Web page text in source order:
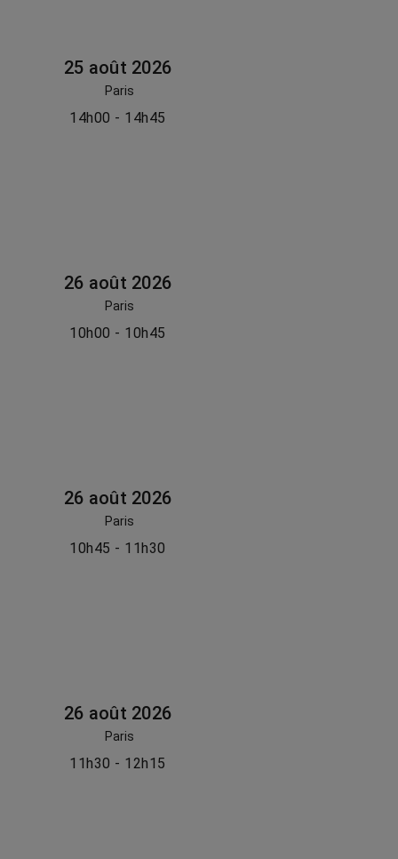
25 août 2026
Paris
14h00 - 14h45
26 août 2026
Paris
10h00 - 10h45
26 août 2026
Paris
10h45 - 11h30
26 août 2026
Paris
11h30 - 12h15